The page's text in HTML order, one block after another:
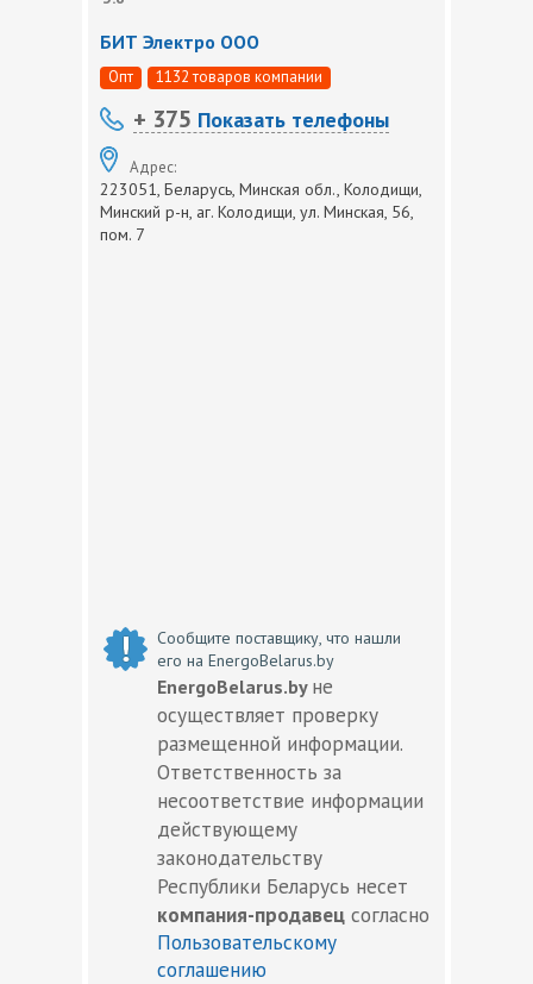
БИТ Электро ООО
Опт 1132 товаров компании
+ 375 Показать телефоны
Адрес:
223051, Беларусь, Минская обл., Колодищи,
Минский р-н, аг. Колодищи, ул. Минская, 56,
пом. 7
Сообщите поставщику, что нашли
его на EnergoBelarus.by
EnergoBelarus.by не
осуществляет проверку
размещенной информации.
Ответственность за
несоответствие информации
действующему
законодательству
Республики Беларусь несет
компания-продавец согласно
Пользовательскому
соглашению